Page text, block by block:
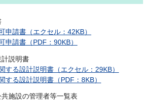
申請書（エクセル：42KB）
申請書（PDF：90KB）
計説明書
する設計説明書（エクセル：29KB）
する設計説明書（PDF：8KB）
施設の管理者等一覧表